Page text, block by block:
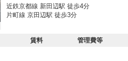
近鉄京都線 新田辺駅 徒歩4分
片町線 京田辺駅 徒歩3分
賃料 管理費等